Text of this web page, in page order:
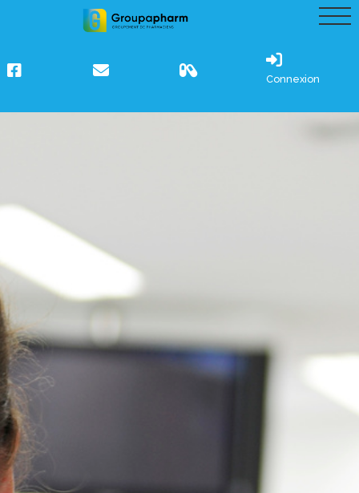
Connexion